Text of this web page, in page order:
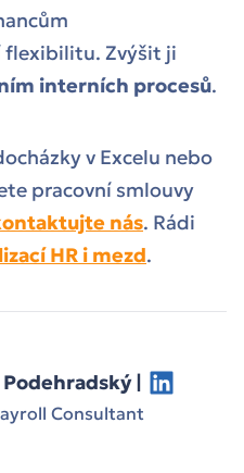
flexibilitu. Zvýšit ji
interních procesů.
v Excelu nebo
pracovní smlouvy
nás. Rádi
HR i mezd.
|
Consultant